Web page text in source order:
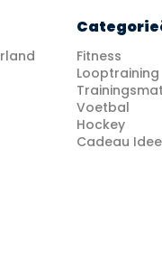
Fitness
Looptraining
Voetbal
Hockey
Cadeau